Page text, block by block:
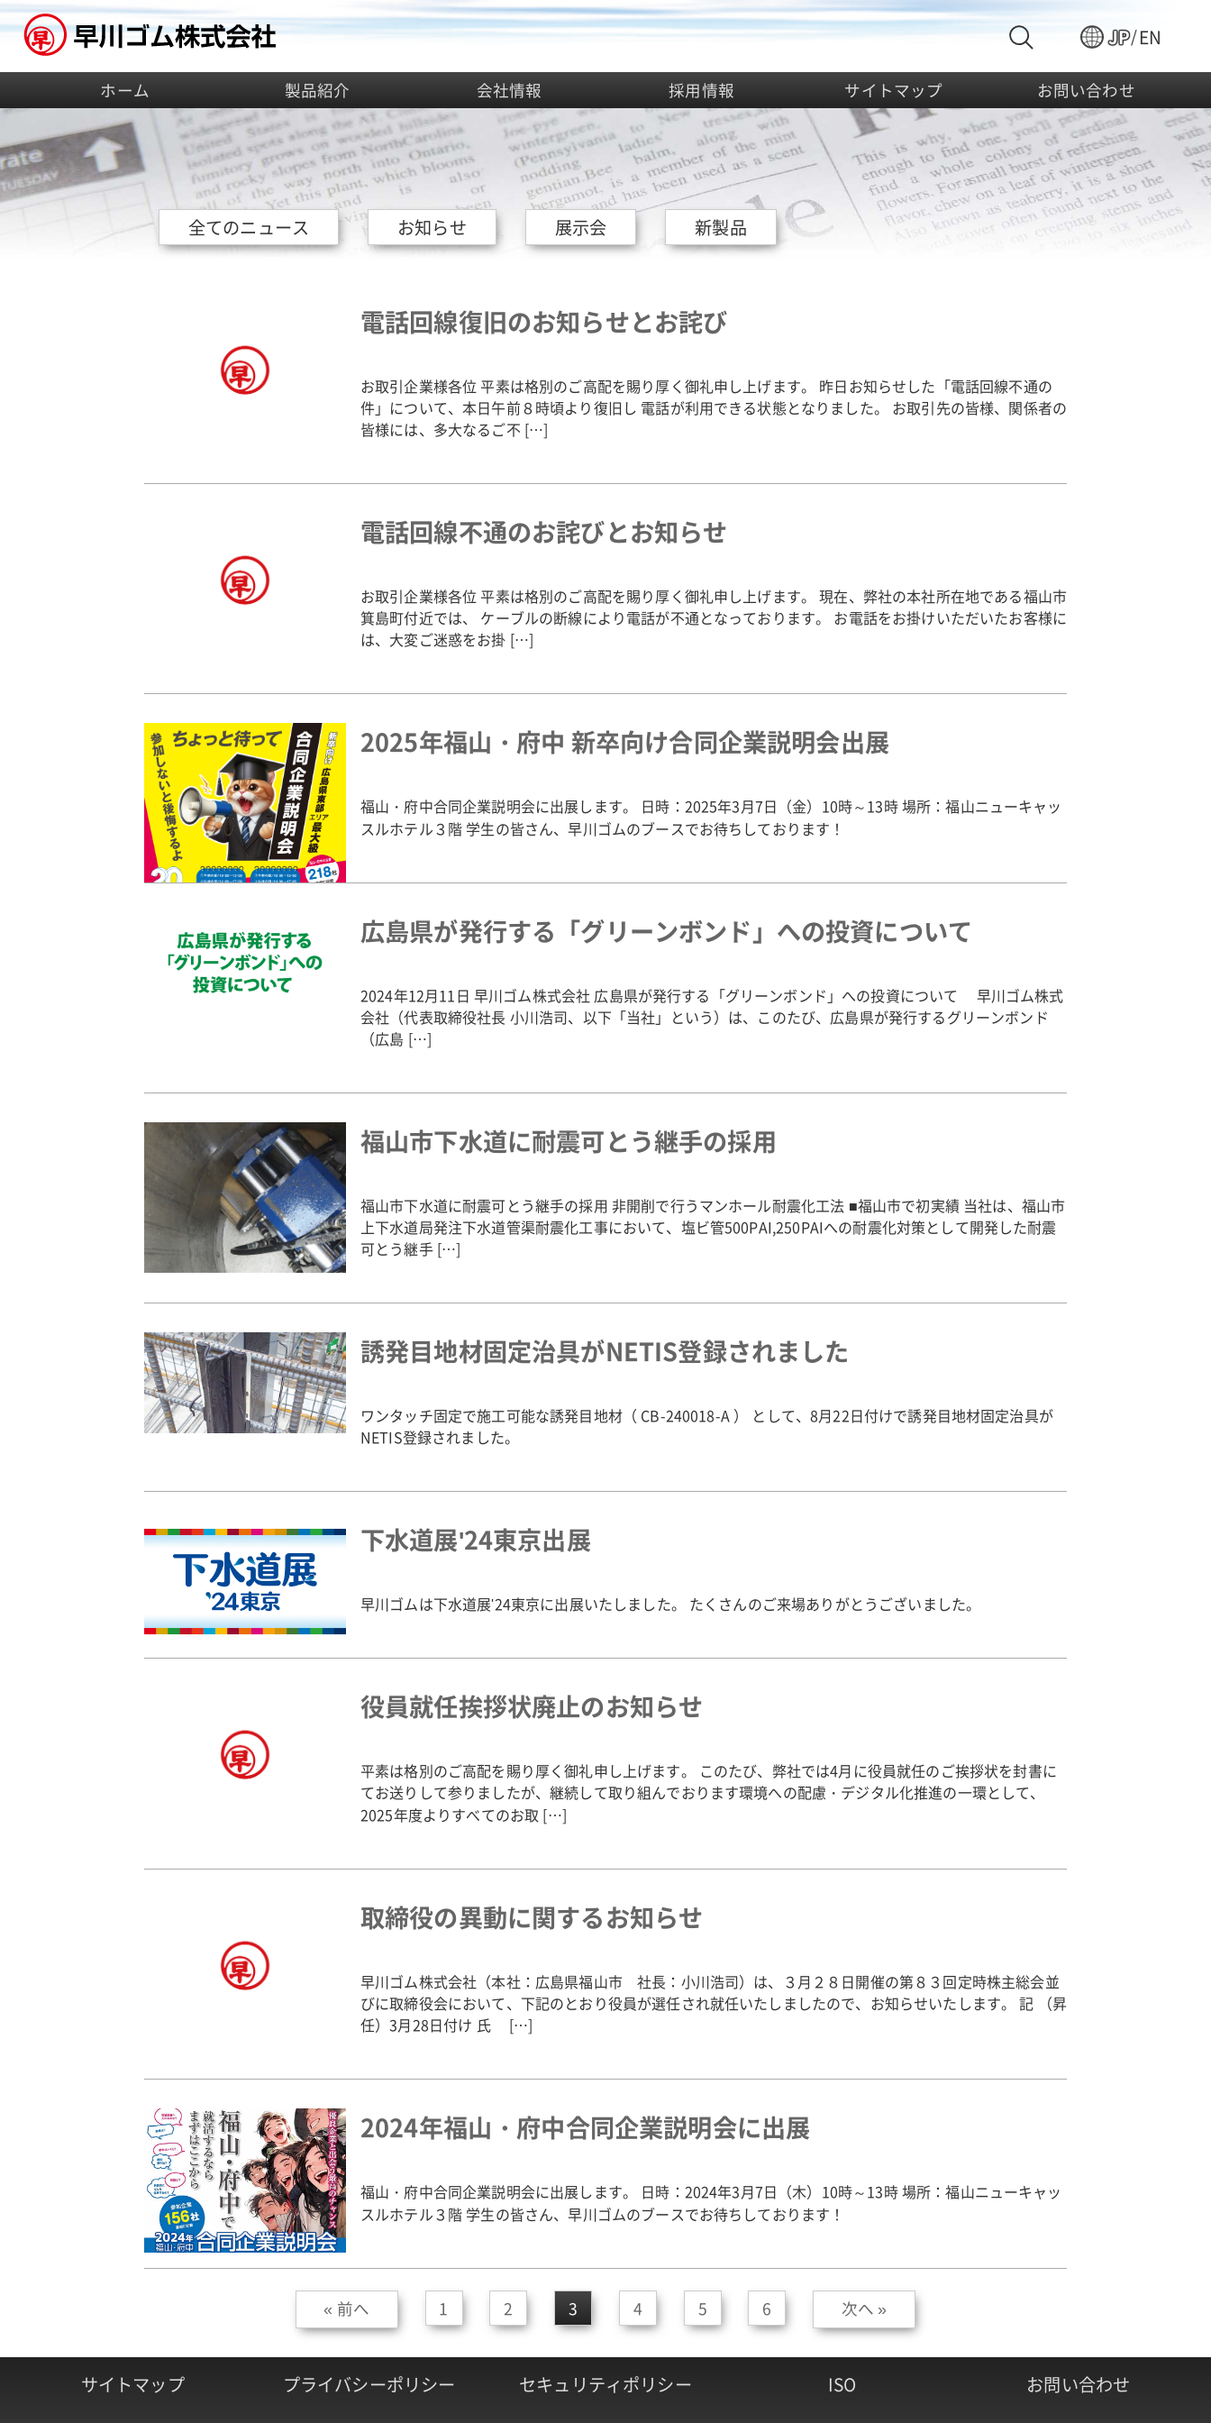
/EN
JP
ホーム 製品紹介 会社情報 採用情報 サイトマップ お問い合わせ
全てのニュース お知らせ 展示会 新製品
電話回線復旧のお知らせとお詫び
お取引企業様各位 平素は格別のご高配を賜り厚く御礼申し上げます。 昨日お知らせした「電話回線不通の
件」について、本日午前８時頃より復旧し 電話が利用できる状態となりました。 お取引先の皆様、関係者の
皆様には、多大なるご不 […]
電話回線不通のお詫びとお知らせ
お取引企業様各位 平素は格別のご高配を賜り厚く御礼申し上げます。 現在、弊社の本社所在地である福山市
箕島町付近では、 ケーブルの断線により電話が不通となっております。 お電話をお掛けいただいたお客様に
は、大変ご迷惑をお掛 […]
2025年福山・府中 新卒向け合同企業説明会出展
福山・府中合同企業説明会に出展します。 日時：2025年3月7日（金）10時～13時 場所：福山ニューキャッ
スルホテル３階 学生の皆さん、早川ゴムのブースでお待ちしております！
広島県が発行する「グリーンボンド」への投資について
2024年12月11日 早川ゴム株式会社 広島県が発行する「グリーンボンド」への投資について 早川ゴム株式
会社（代表取締役社長 小川浩司、以下「当社」という）は、このたび、広島県が発行するグリーンボンド
（広島 […]
福山市下水道に耐震可とう継手の採用
福山市下水道に耐震可とう継手の採用 非開削で行うマンホール耐震化工法 ■福山市で初実績 当社は、福山市
上下水道局発注下水道管渠耐震化工事において、塩ビ管500PAI,250PAIへの耐震化対策として開発した耐震
可とう継手 […]
誘発目地材固定治具がNETIS登録されました
ワンタッチ固定で施工可能な誘発目地材（ CB-240018-A ） として、8月22日付けで誘発目地材固定治具が
NETIS登録されました。
下水道展'24東京出展
早川ゴムは下水道展'24東京に出展いたしました。 たくさんのご来場ありがとうございました。
役員就任挨拶状廃止のお知らせ
平素は格別のご高配を賜り厚く御礼申し上げます。 このたび、弊社では4月に役員就任のご挨拶状を封書に
てお送りして参りましたが、継続して取り組んでおります環境への配慮・デジタル化推進の一環として、
2025年度よりすべてのお取 […]
取締役の異動に関するお知らせ
早川ゴム株式会社（本社：広島県福山市 社長：小川浩司）は、３月２８日開催の第８３回定時株主総会並
びに取締役会において、下記のとおり役員が選任され就任いたしましたので、お知らせいたします。 記 （昇
任）3月28日付け 氏 […]
2024年福山・府中合同企業説明会に出展
福山・府中合同企業説明会に出展します。 日時：2024年3月7日（木）10時～13時 場所：福山ニューキャッ
スルホテル３階 学生の皆さん、早川ゴムのブースでお待ちしております！
« 前へ 1 2 3 4 5 6 次へ »
サイトマップ プライバシーポリシー セキュリティポリシー ISO お問い合わせ